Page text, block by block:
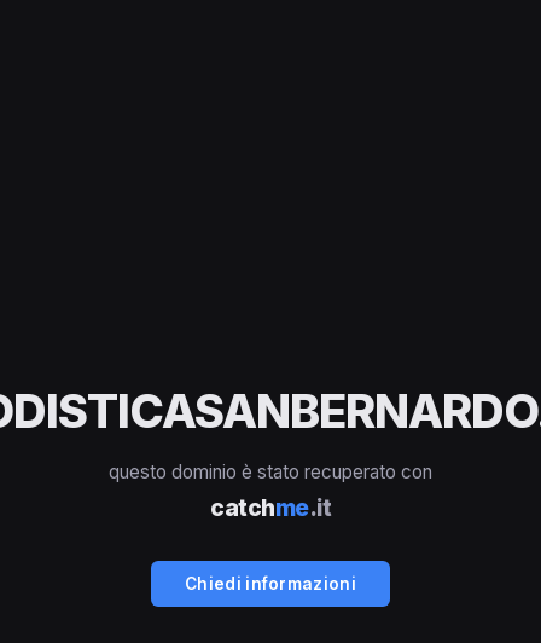
questo dominio è stato recuperato con
catchme.it
Chiedi informazioni